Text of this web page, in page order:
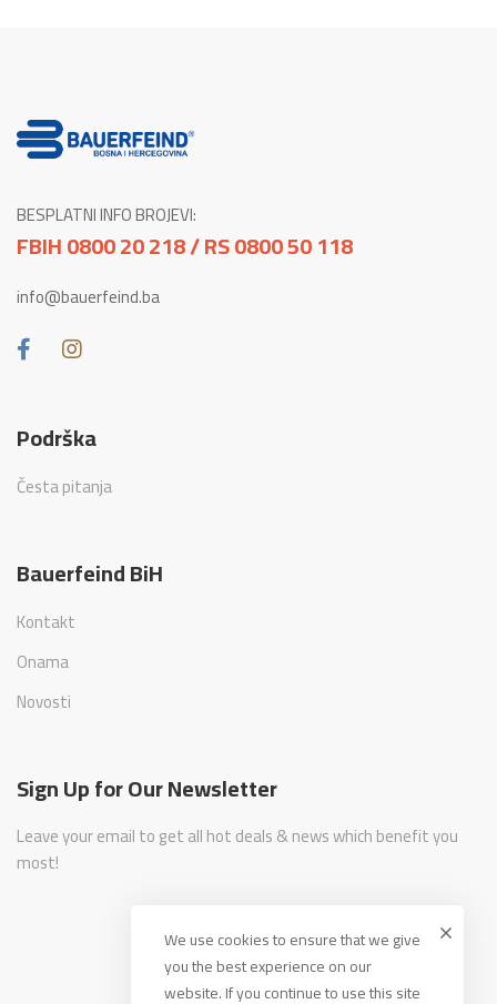
BESPLATNI INFO BROJEVI:
FBIH 0800 20 218 / RS 0800 50 118
info@bauerfeind.ba
Podrška
Česta pitanja
Bauerfeind BiH
Kontakt
Onama
Novosti
Sign Up for Our Newsletter
Leave your email to get all hot deals & news which benefit you
most!
We use cookies to ensure that we give
you the best experience on our
website. If you continue to use this site